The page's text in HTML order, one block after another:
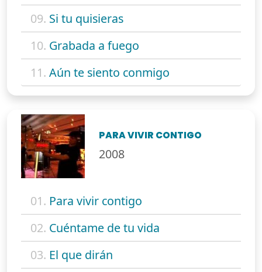
09. Si tu quisieras
10. Grabada a fuego
11. Aún te siento conmigo
PARA VIVIR CONTIGO
2008
01. Para vivir contigo
02. Cuéntame de tu vida
03. El que dirán